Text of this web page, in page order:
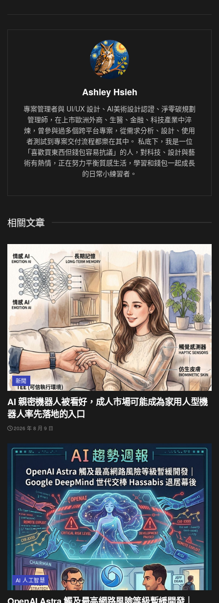
Ashley Hsieh
專案管理者與 UI/UX 設計、AI美術設計認證、淨零碳規劃
管理師，在上市歐洲外商、生醫、金融、科技產業中淬
煉，曾參與過多個跨平台專案，從需求分析、設計、使用
者測試到專案交付流程都樂在其中。 私底下，我是一位
「喜歡買東西但錢包容易抗議」的人，對科技、設計與藝
術有熱情，正在努力平衡質感生活，學習和錢包一起成長
的日常小練習者。
相關文章
新聞
AI 親密機器人被看好，成人市場可能成為家用人型機
器人率先落地的入口
2026 年 8 月 9 日
AI 人工智慧